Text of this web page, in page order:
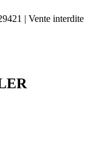
| Vente interdite